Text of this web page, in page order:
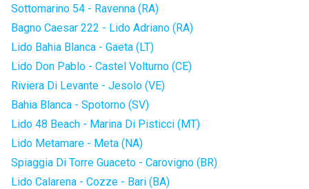
Sottomarino 54 - Ravenna (RA)
Bagno Caesar 222 - Lido Adriano (RA)
Lido Bahia Blanca - Gaeta (LT)
Lido Don Pablo - Castel Volturno (CE)
Riviera Di Levante - Jesolo (VE)
Bahia Blanca - Spotorno (SV)
Lido 48 Beach - Marina Di Pisticci (MT)
Lido Metamare - Meta (NA)
Spiaggia Di Torre Guaceto - Carovigno (BR)
Lido Calarena - Cozze - Bari (BA)